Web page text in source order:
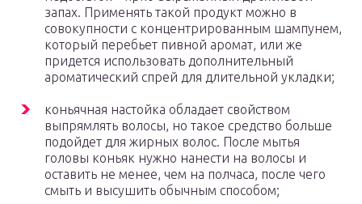
запах. Применять такой продукт можно в
совокупности с концентрированным шампунем,
который перебьет пивной аромат, или же
придется использовать дополнительный
ароматический спрей для длительной укладки;
коньячная настойка обладает свойством
выпрямлять волосы, но такое средство больше
подойдет для жирных волос. После мытья
головы коньяк нужно нанести на волосы и
оставить не менее, чем на полчаса, после чего
смыть и высушить обычным способом;